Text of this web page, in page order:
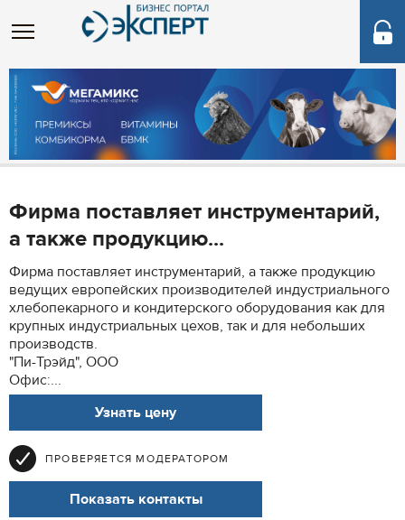
Фирма поставляет инструментарий,
а также продукцию...
Фирма поставляет инструментарий, а также продукцию
ведущих европейских производителей индустриального
хлебопекарного и кондитерского оборудования как для
крупных индустриальных цехов, так и для небольших
производств.
"Пи-Трэйд", ООО
Офис:...
Узнать цену
ПРОВЕРЯЕТСЯ МОДЕРАТОРОМ
Показать контакты